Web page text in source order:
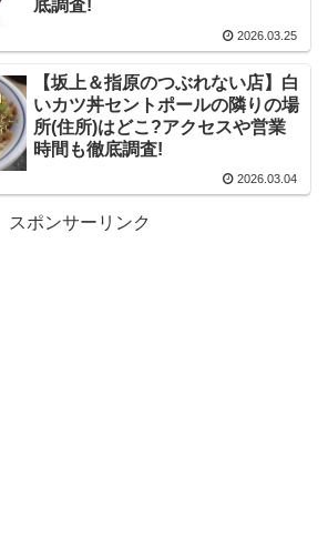
底調査!
2026.03.25
【坂上＆指原のつぶれない店】白
いカツ丼セントポールの隣りの場
所(住所)はどこ?アクセスや営業
時間も徹底調査!
2026.03.04
スポンサーリンク